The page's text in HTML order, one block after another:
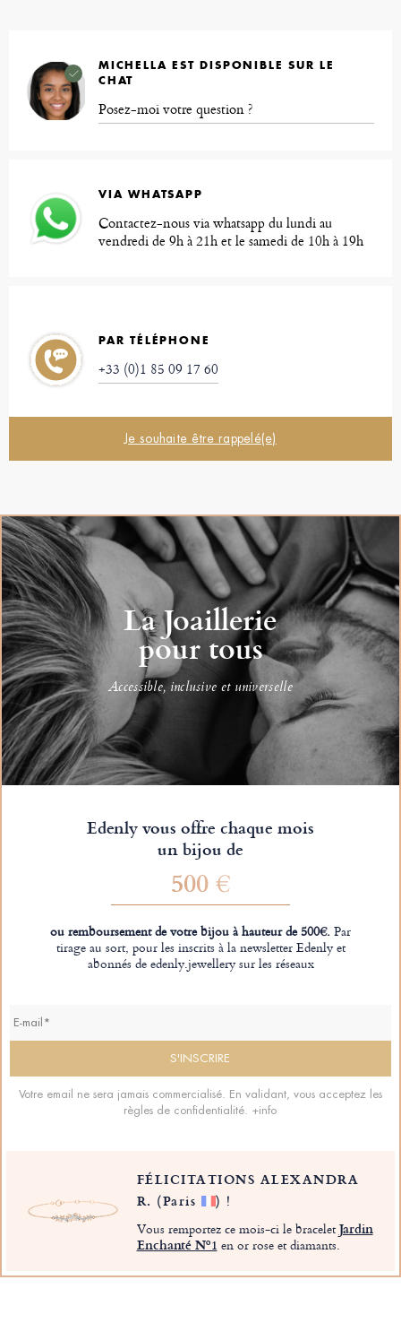
MICHELLA EST DISPONIBLE SUR LE
CHAT
Posez-moi votre question ?
VIA WHATSAPP
Contactez-nous via whatsapp du lundi au
vendredi de 9h à 21h et le samedi de 10h à 19h
PAR TÉLÉPHONE
+33 (0)1 85 09 17 60
Je souhaite être rappelé(e)
La Joaillerie
pour tous
Accessible, inclusive et universelle
Edenly vous offre chaque mois
un bijou de
500 €
ou remboursement de votre bijou à hauteur de 500€.Par
tirage au sort, pour les inscrits à la newsletter Edenly et
abonnés de edenly.jewellery sur les réseaux
Votre email ne sera jamais commercialisé. En validant, vous acceptez les
règles de confidentialité. +info
FÉLICITATIONS ALEXANDRA
R. (Paris ) !
Vous remportez ce mois-ci le braceletJardin
Enchanté Nº1 en or rose et diamants.